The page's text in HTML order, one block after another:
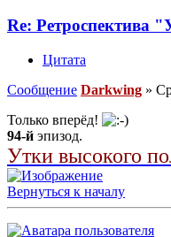
Re: Ретроспектива
Цитата
Сообщение Darkwing »
Только вперёд!
94-й эпизод.
Утки высокого
Вернуться к началу